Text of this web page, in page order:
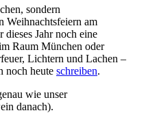
sondern
Weihnachtsfeiern am
Jahr noch eine
Raum München oder
Lichtern und Lachen –
noch heute schreiben.
wie unser
danach).